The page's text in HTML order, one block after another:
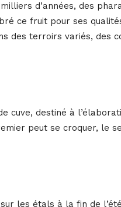
d’années, des
ce fruit pour ses
des terroirs variés, des
cuve, destiné à
peut se croquer, le
les étals à la fin de